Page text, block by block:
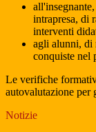
intrapresa, di
interventi
agli alunni, di
conquiste nel
Le verifiche
autovalutazione per
Notizie